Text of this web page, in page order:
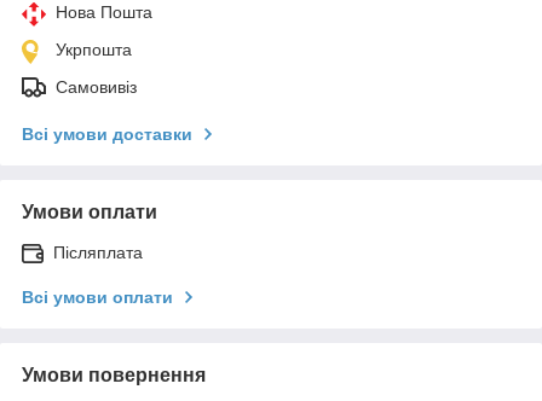
Нова Пошта
Укрпошта
Самовивіз
Всі умови доставки
Умови оплати
Післяплата
Всі умови оплати
Умови повернення